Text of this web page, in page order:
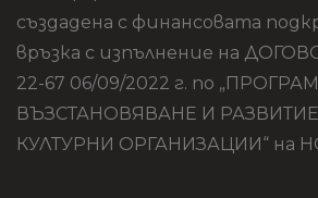
създадена с финансовата
връзка с изпълнение на
22-67 06/09/2022 г. по
ВЪЗСТАНОВЯВАНЕ И
КУЛТУРНИ ОРГАНИЗАЦИИ“ на